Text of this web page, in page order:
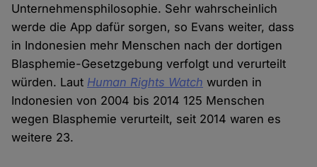
Unternehmensphilosophie. Sehr wahrscheinlich
werde die App dafür sorgen, so Evans weiter, dass
in Indonesien mehr Menschen nach der dortigen
Blasphemie-Gesetzgebung verfolgt und verurteilt
würden. Laut Human Rights Watch wurden in
Indonesien von 2004 bis 2014 125 Menschen
wegen Blasphemie verurteilt, seit 2014 waren es
weitere 23.